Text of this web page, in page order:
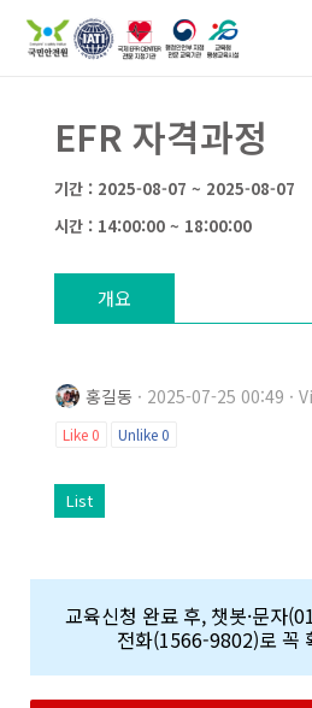
EFR 자격과정
기간 : 2025-08-07 ~ 2025-08-07
시간 : 14:00:00 ~ 18:00:00
개요
홍길동 · 2025-07-25 00:49 ·
Like 0 Unlike0
List
교육신청 완료 후, 챗봇·문자
전화(1566-9802)로 꼭